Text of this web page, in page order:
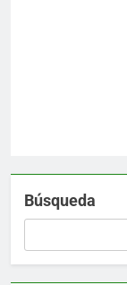
Búsqueda